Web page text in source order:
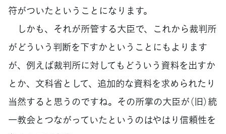
符がついたということになります。
しかも、それが所管する大臣で、これから裁判所
がどういう判断を下すかということにもよります
が、例えば裁判所に対してもどういう資料を出すか
とか、文科省として、追加的な資料を求められたり
当然すると思うのですね。その所掌の大臣が（旧）統
一教会とつながっていたというのはやはり信頼性を